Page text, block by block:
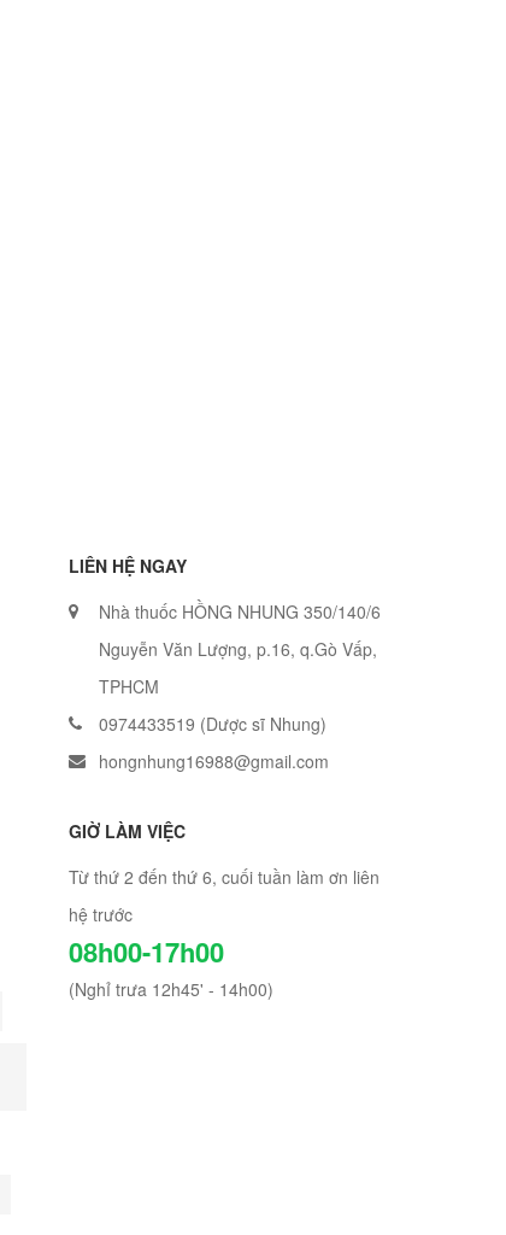
LIÊN HỆ NGAY
Nhà thuốc HỒNG NHUNG 350/140/6
Nguyễn Văn Lượng, p.16, q.Gò Vấp,
TPHCM
0974433519 (Dược sĩ Nhung)
hongnhung16988@gmail.com
GIỜ LÀM VIỆC
Từ thứ 2 đến thứ 6, cuối tuần làm ơn liên
hệ trước
08h00-17h00
(Nghỉ trưa 12h45' - 14h00)